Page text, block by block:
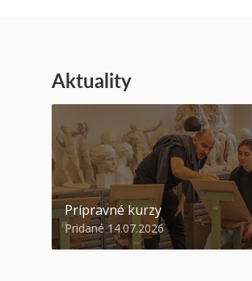
Aktuality
Prípravné kurzy
Pridané 14.07.2026